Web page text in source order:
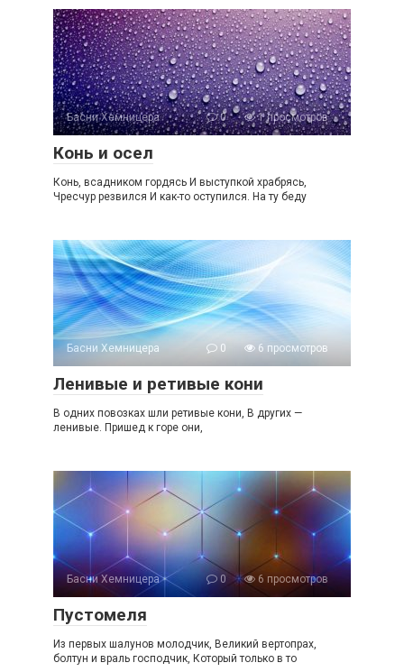
Басни Хемницера 0 1 просмотров
Конь и осел
Конь, всадником гордясь И выступкой храбрясь,
Чресчур резвился И как-то оступился. На ту беду
Басни Хемницера 0 6 просмотров
Ленивые и ретивые кони
В одних повозках шли ретивые кони, В других —
ленивые. Пришед к горе они,
Басни Хемницера 0 6 просмотров
Пустомеля
Из первых шалунов молодчик, Великий вертопрах,
болтун и враль господчик, Который только в то